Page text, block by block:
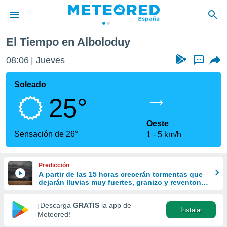
de
por
que se
calidad.
a este
las
y
forma
digital
basada
El Tiempo en Alboloduy
08:06 Jueves ...
Soleado
25°
Sensación de 26°
Oeste
1
5 km/h
Predicción
A partir de las 15 horas crecerán tormentas que
dejarán lluvias muy fuertes, granizo y reventones
¡Descarga GRATIS la app de
Meteored!
Instalar